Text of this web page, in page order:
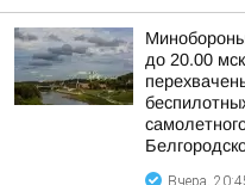
до 20.00
Вчера,